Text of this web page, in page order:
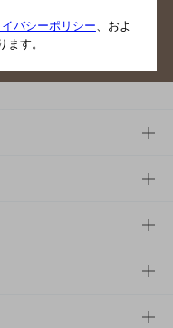
感想
バシーポリシー、およ
す。